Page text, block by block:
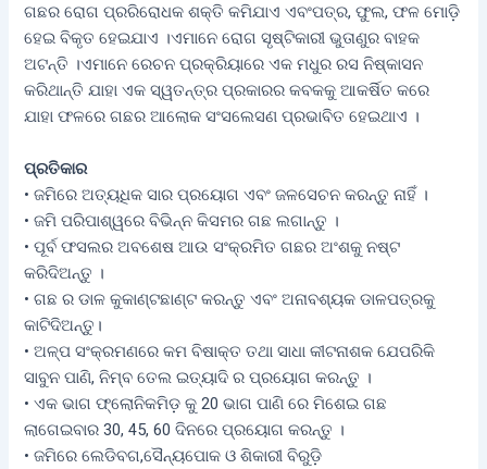
ଗଛର ରୋଗ ପ୍ରରିରୋଧକ ଶକ୍ତି କମିଯାଏ ଏବଂପତ୍ର, ଫୁଲ, ଫଳ ମୋଡ଼ି
ହେଇ ବିକୃତ ହେଇଯାଏ ।ଏମାନେ ରୋଗ ସୃଷ୍ଟିକାରୀ ଭୁତାଣୁର ବାହକ
ଅଟନ୍ତି ।ଏମାନେ ରେଚନ ପ୍ରକ୍ରିୟାରେ ଏକ ମଧୁର ରସ ନିଷ୍କାସନ
କରିଥାନ୍ତି ଯାହା ଏକ ସ୍ୱତନ୍ତ୍ର ପ୍ରକାରର କବକକୁ ଆକର୍ଷିତ କରେ
ଯାହା ଫଳରେ ଗଛର ଆଲୋକ ସଂସଲେସଣ ପ୍ରଭାବିତ ହେଇଥାଏ ।
ପ୍ରତିକାର
• ଜମିରେ ଅତ୍ୟଧିକ ସାର ପ୍ରୟୋଗ ଏବଂ ଜଳସେଚନ କରନ୍ତୁ ନାହିଁ ।
• ଜମି ପରିପାଶ୍ୱରେ ବିଭିନ୍ନ କିସମର ଗଛ ଲଗାନ୍ତୁ ।
• ପୂର୍ବ ଫସଲର ଅବଶେଷ ଆଉ ସଂକ୍ରମିତ ଗଛର ଅଂଶକୁ ନଷ୍ଟ
କରିଦିଅନ୍ତୁ ।
• ଗଛ ର ଡାଳ କୁକାଣ୍ଟଛାଣ୍ଟ କରନ୍ତୁ ଏବଂ ଅନାବଶ୍ୟକ ଡାଳପତ୍ରକୁ
କାଟିଦିଅନ୍ତୁ।
• ଅଳ୍ପ ସଂକ୍ରମଣରେ କମ ବିଷାକ୍ତ ତଥା ସାଧା କୀଟନାଶକ ଯେପରିକି
ସାବୁନ ପାଣି, ନିମ୍ବ ତେଲ ଇତ୍ୟାଦି ର ପ୍ରୟୋଗ କରନ୍ତୁ ।
• ଏକ ଭାଗ ଫ୍ଲୋନିକମିଡ଼ କୁ 20 ଭାଗ ପାଣି ରେ ମିଶେଇ ଗଛ
ଲାଗେଇବାର 30, 45, 60 ଦିନରେ ପ୍ରୟୋଗ କରନ୍ତୁ ।
• ଜମିରେ ଲେଡିବଗ,ସୈନ୍ୟପୋକ ଓ ଶିକାରୀ ବିରୁଡ଼ି